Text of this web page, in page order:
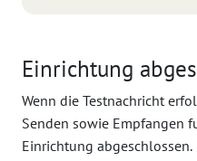
Einrichtung
Wenn die Testnachricht
Senden sowie Empfangen
Einrichtung abgeschlossen.